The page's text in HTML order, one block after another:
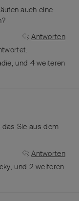
auch eine
Antworten
, und 4weiteren
das Sie aus dem
Antworten
, und 2 weiteren